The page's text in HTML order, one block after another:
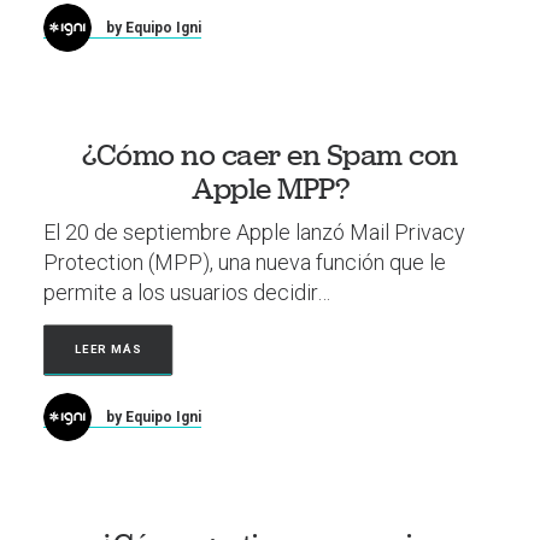
by Equipo Igni
¿Cómo no caer en Spam con
Apple MPP?
El 20 de septiembre Apple lanzó Mail Privacy
Protection (MPP), una nueva función que le
permite a los usuarios decidir…
LEER MÁS
by Equipo Igni